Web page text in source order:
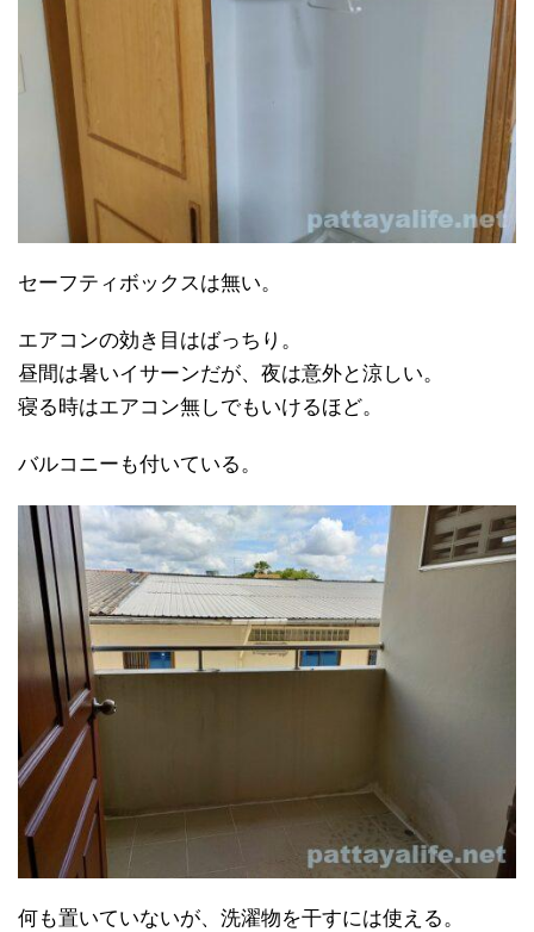
セーフティボックスは無い。
エアコンの効き目はばっちり。
昼間は暑いイサーンだが、夜は意外と涼しい。
寝る時はエアコン無しでもいけるほど。
バルコニーも付いている。
何も置いていないが、洗濯物を干すには使える。